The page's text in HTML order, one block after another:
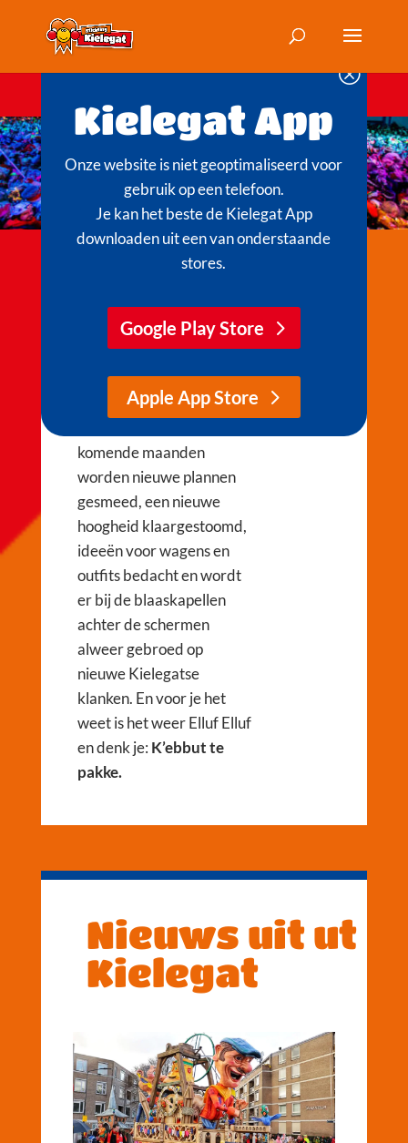
Carnaval
in ut
Kielegat
Halfvasten is geweest en
daarmee zit seizoen
2025-2026 erop. Maar in
ut Kielegat begint het al
komende maanden
worden nieuwe plannen
gesmeed, een nieuwe
hoogheid klaargestoomd,
ideeën voor wagens en
outfits bedacht en wordt
er bij de blaaskapellen
achter de schermen
alweer gebroed op
nieuwe Kielegatse
klanken. En voor je het
weet is het weer Elluf Elluf
en denk je: K’ebbut te
pakke.
Q
Kielegat App
Onze website is niet geoptimaliseerd voor
gebruik op een telefoon.
Je kan het beste de Kielegat App
downloaden uit een van onderstaande
stores.
Google Play Store
Apple App Store
Nieuws uit ut
Kielegat